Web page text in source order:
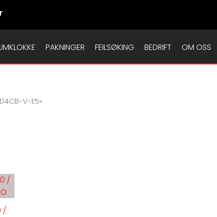
PAKNINGER FEILSØKING BEDRIFT OM OSS
V-E5»
/